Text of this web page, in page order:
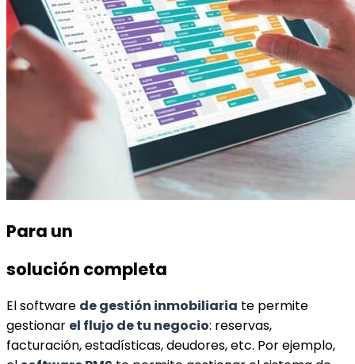
Para un
solución completa
El software de gestión inmobiliaria te permite
gestionar el flujo de tu negocio: reservas,
facturación, estadísticas, deudores, etc. Por ejemplo,